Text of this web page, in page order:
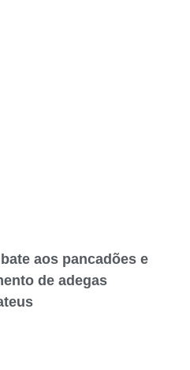
aos pancadões e
de adegas